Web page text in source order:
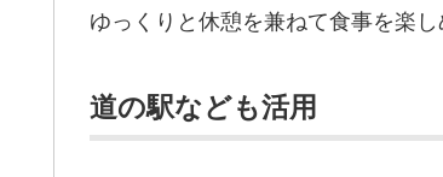
ゆっくりと休憩を兼ねて食事を楽し
道の駅なども活用